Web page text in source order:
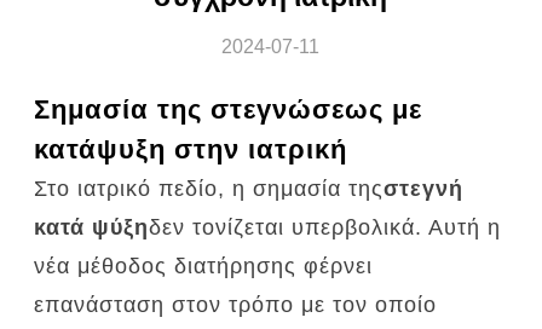
2024-07-11
Σημασία της στεγνώσεως με
κατάψυξη στην ιατρική
Στο ιατρικό πεδίο, η σημασία τηςστεγνή
κατά ψύξηδεν τονίζεται υπερβολικά. Αυτή η
νέα μέθοδος διατήρησης φέρνει
επανάσταση στον τρόπο με τον οποίο